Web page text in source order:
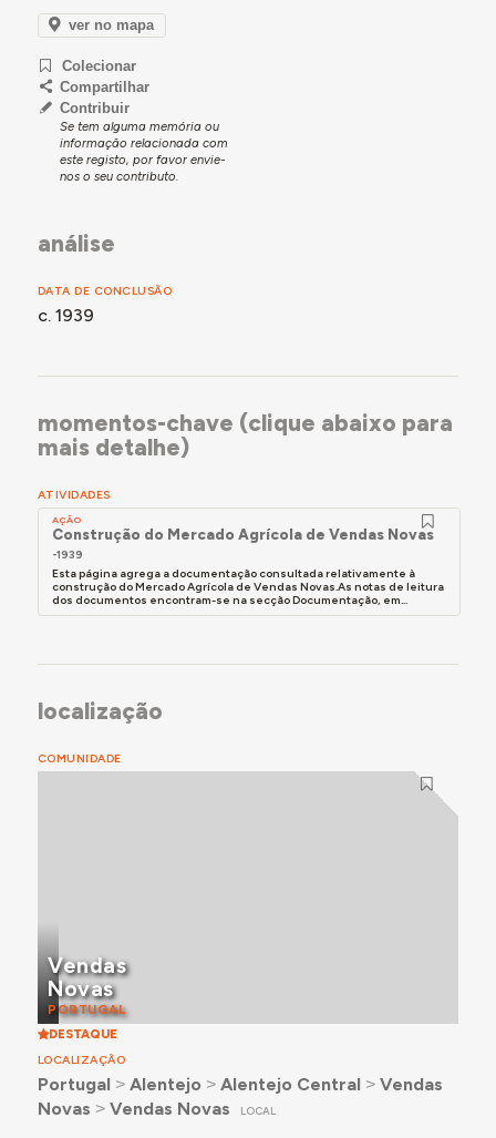
ver no mapa
Colecionar
Compartilhar
Contribuir
Se tem alguma memória ou
informação relacionada com
este registo, por favor envie-
nos o seu contributo.
análise
DATA DE CONCLUSÃO
c. 1939
momentos-chave (clique abaixo para
mais detalhe)
ATIVIDADES
AÇÃO
Construção do Mercado Agrícola de Vendas Novas
-1939
Esta página agrega a documentação consultada relativamente à
construção do Mercado Agrícola de Vendas Novas.As notas de leitura
dos documentos encontram-se na secção Documentação, em...
localização
COMUNIDADE
Vendas
Novas
PORTUGAL
DESTAQUE
LOCALIZAÇÃO
Portugal ˃ Alentejo ˃ Alentejo Central ˃ Vendas
Novas ˃ Vendas Novas LOCAL